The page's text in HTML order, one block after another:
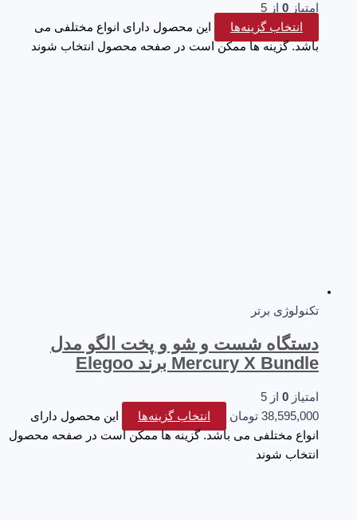
امتیاز 0 از 5
انتخاب گزینه‌ها
این محصول دارای انواع مختلفی می
باشد. گزینه ها ممکن است در صفحه محصول انتخاب شوند
تکنولوژی برتر
دستگاه شست و شو و پخت الگو مدل
Mercury X Bundle برند Elegoo
امتیاز 0 از 5
38,595,000 تومان انتخاب گزینه‌ها
این محصول دارای
انواع مختلفی می باشد. گزینه ها ممکن است در صفحه محصول
انتخاب شوند